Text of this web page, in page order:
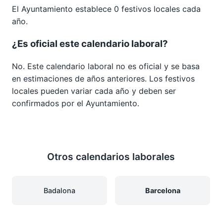
El Ayuntamiento establece 0 festivos locales cada
año.
¿Es oficial este calendario laboral?
No. Este calendario laboral no es oficial y se basa
en estimaciones de años anteriores. Los festivos
locales pueden variar cada año y deben ser
confirmados por el Ayuntamiento.
Otros calendarios laborales
Badalona Barcelona